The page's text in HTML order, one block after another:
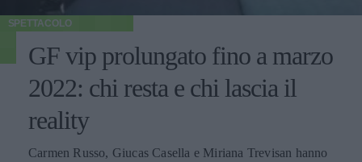
SPETTACOLO
GF vip prolungato fino a marzo
2022: chi resta e chi lascia il
reality
Carmen Russo, Giucas Casella e Miriana Trevisan hanno